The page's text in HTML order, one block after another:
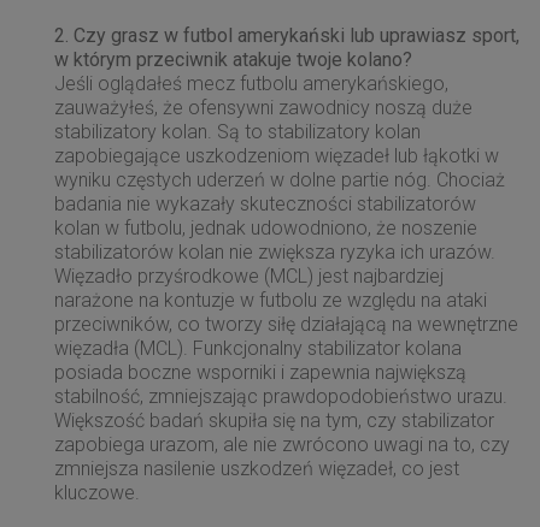
2. Czy grasz w futbol amerykański lub uprawiasz sport,
w którym przeciwnik atakuje twoje kolano?
Jeśli oglądałeś mecz futbolu amerykańskiego,
zauważyłeś, że ofensywni zawodnicy noszą duże
stabilizatory kolan. Są to stabilizatory kolan
zapobiegające uszkodzeniom więzadeł lub łąkotki w
wyniku częstych uderzeń w dolne partie nóg. Chociaż
badania nie wykazały skuteczności stabilizatorów
kolan w futbolu, jednak udowodniono, że noszenie
stabilizatorów kolan nie zwiększa ryzyka ich urazów.
Więzadło przyśrodkowe (MCL) jest najbardziej
narażone na kontuzje w futbolu ze względu na ataki
przeciwników, co tworzy siłę działającą na wewnętrzne
więzadła (MCL). Funkcjonalny stabilizator kolana
posiada boczne wsporniki i zapewnia największą
stabilność, zmniejszając prawdopodobieństwo urazu.
Większość badań skupiła się na tym, czy stabilizator
zapobiega urazom, ale nie zwrócono uwagi na to, czy
zmniejsza nasilenie uszkodzeń więzadeł, co jest
kluczowe.